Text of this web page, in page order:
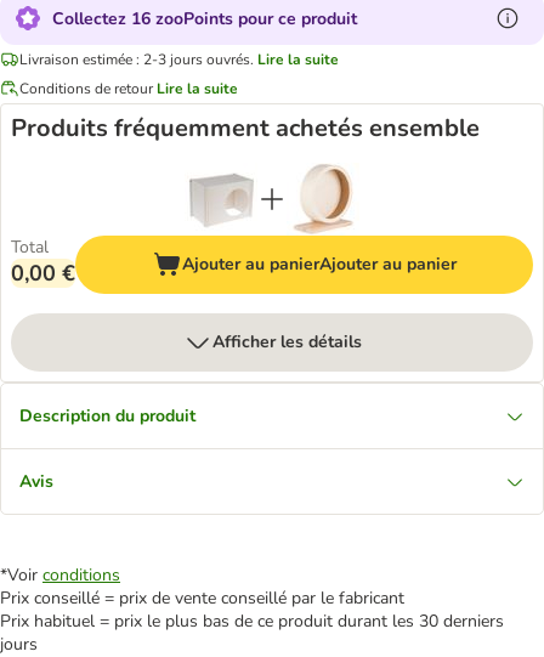
Collectez 16 zooPoints pour ce produit
Livraison estimée : 2-3 jours ouvrés. Lire la suite
Conditions de retour Lire la suite
Produits fréquemment achetés ensemble
Total
0,00 € Ajouter au panierAjouter au panier
Afficher les détails
Description du produit
Avis
*Voir conditions
Prix conseillé = prix de vente conseillé par le fabricant
Prix habituel = prix le plus bas de ce produit durant les 30 derniers
jours